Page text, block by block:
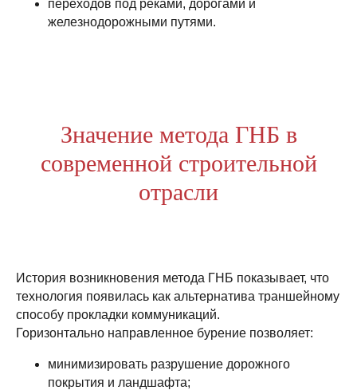
переходов под реками, дорогами и
железнодорожными путями.
Значение метода ГНБ в
современной строительной
отрасли
История возникновения метода ГНБ показывает, что
технология появилась как альтернатива траншейному
способу прокладки коммуникаций.
Горизонтально направленное бурение позволяет:
минимизировать разрушение дорожного
покрытия и ландшафта;